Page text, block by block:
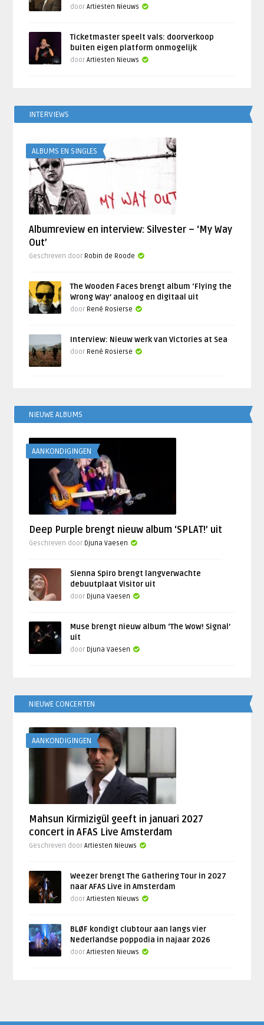
doorArtiesten Nieuws
Ticketmaster speelt vals: doorverkoop
buiten eigen platform onmogelijk
doorArtiesten Nieuws
INTERVIEWS
ALBUMS EN SINGLES
Albumreview en interview: Silvester – ‘My Way
Out’
Geschreven door Robin de Roode
The Wooden Faces brengt album ‘Flying the
Wrong Way’ analoog en digitaal uit
door René Rosierse
Interview: Nieuw werk van Victories at Sea
door René Rosierse
NIEUWE ALBUMS
AANKONDIGINGEN
Deep Purple brengt nieuw album ‘SPLAT!’ uit
Geschreven door Djuna Vaesen
Sienna Spiro brengt langverwachte
debuutplaat Visitor uit
door Djuna Vaesen
Muse brengt nieuw album ‘The Wow! Signal’
uit
door Djuna Vaesen
NIEUWE CONCERTEN
AANKONDIGINGEN
Mahsun Kirmizigül geeft in januari 2027
concert in AFAS Live Amsterdam
Geschreven doorArtiesten Nieuws
Weezer brengt The Gathering Tour in 2027
naar AFAS Live in Amsterdam
doorArtiesten Nieuws
BLØF kondigt clubtour aan langs vier
Nederlandse poppodia in najaar 2026
doorArtiesten Nieuws